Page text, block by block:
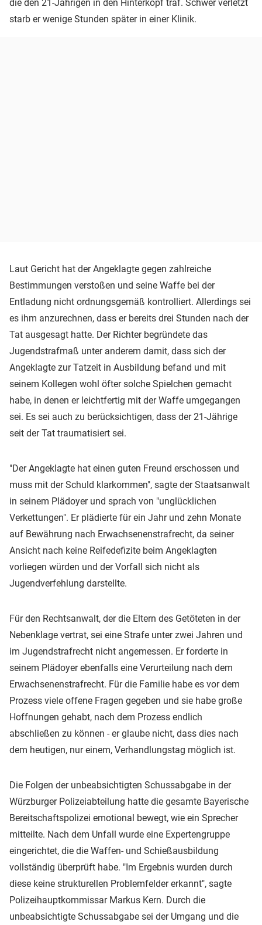
die den 21-Jährigen in den Hinterkopf traf. Schwer verletzt
starb er wenige Stunden später in einer Klinik.
Laut Gericht hat der Angeklagte gegen zahlreiche
Bestimmungen verstoßen und seine Waffe bei der
Entladung nicht ordnungsgemäß kontrolliert. Allerdings sei
es ihm anzurechnen, dass er bereits drei Stunden nach der
Tat ausgesagt hatte. Der Richter begründete das
Jugendstrafmaß unter anderem damit, dass sich der
Angeklagte zur Tatzeit in Ausbildung befand und mit
seinem Kollegen wohl öfter solche Spielchen gemacht
habe, in denen er leichtfertig mit der Waffe umgegangen
sei. Es sei auch zu berücksichtigen, dass der 21-Jährige
seit der Tat traumatisiert sei.
"Der Angeklagte hat einen guten Freund erschossen und
muss mit der Schuld klarkommen", sagte der Staatsanwalt
in seinem Plädoyer und sprach von "unglücklichen
Verkettungen". Er plädierte für ein Jahr und zehn Monate
auf Bewährung nach Erwachsenenstrafrecht, da seiner
Ansicht nach keine Reifedefizite beim Angeklagten
vorliegen würden und der Vorfall sich nicht als
Jugendverfehlung darstellte.
Für den Rechtsanwalt, der die Eltern des Getöteten in der
Nebenklage vertrat, sei eine Strafe unter zwei Jahren und
im Jugendstrafrecht nicht angemessen. Er forderte in
seinem Plädoyer ebenfalls eine Verurteilung nach dem
Erwachsenenstrafrecht. Für die Familie habe es vor dem
Prozess viele offene Fragen gegeben und sie habe große
Hoffnungen gehabt, nach dem Prozess endlich
abschließen zu können - er glaube nicht, dass dies nach
dem heutigen, nur einem, Verhandlungstag möglich ist.
Die Folgen der unbeabsichtigten Schussabgabe in der
Würzburger Polizeiabteilung hatte die gesamte Bayerische
Bereitschaftspolizei emotional bewegt, wie ein Sprecher
mitteilte. Nach dem Unfall wurde eine Expertengruppe
eingerichtet, die die Waffen- und Schießausbildung
vollständig überprüft habe. "Im Ergebnis wurden durch
diese keine strukturellen Problemfelder erkannt", sagte
Polizeihauptkommissar Markus Kern. Durch die
unbeabsichtigte Schussabgabe sei der Umgang und die